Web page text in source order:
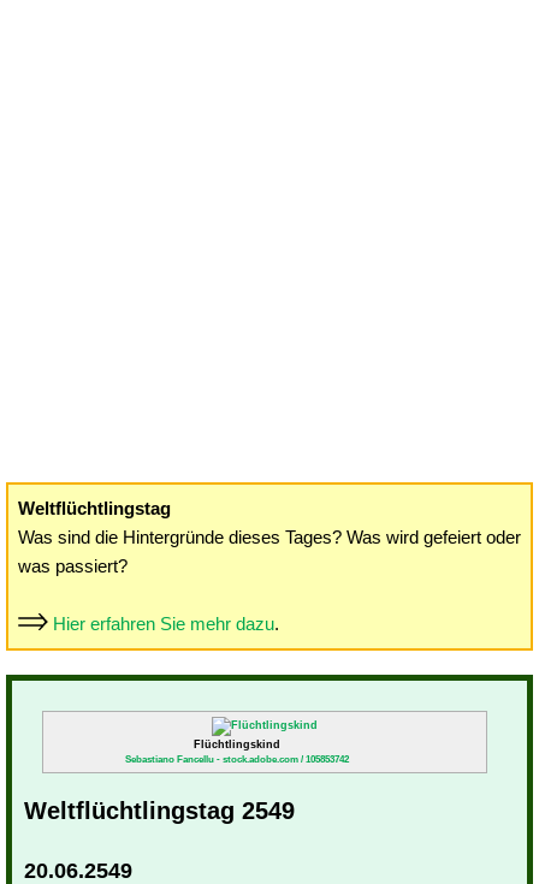
Weltflüchtlingstag
Was sind die Hintergründe dieses Tages? Was wird gefeiert oder
was passiert?
Hier erfahren Sie mehr dazu.
Flüchtlingskind
Sebastiano Fancellu - stock.adobe.com / 105853742
Weltflüchtlingstag 2549
20.06.2549